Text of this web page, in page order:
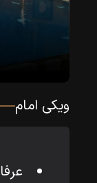
ویکی امام